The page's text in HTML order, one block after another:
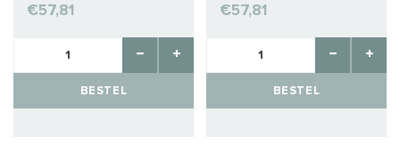
€57,81
BESTEL
€57,81
BESTEL